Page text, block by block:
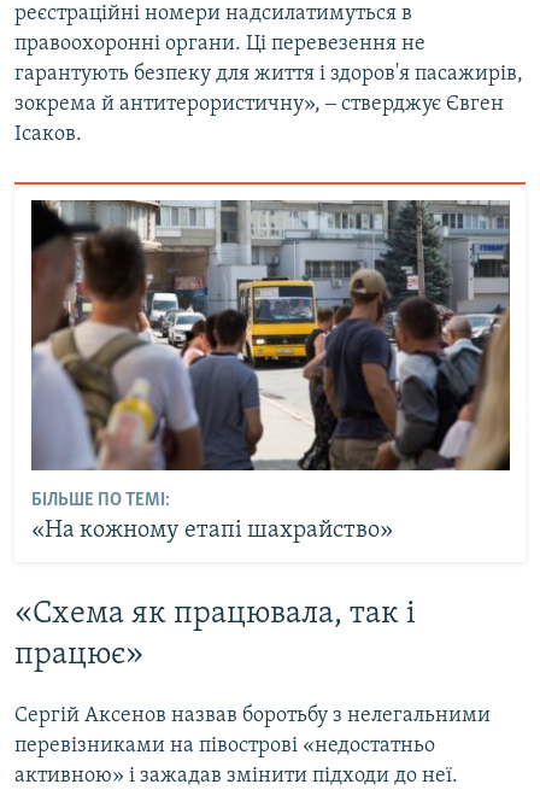
реєстраційні номери надсилатимуться в
правоохоронні органи. Ці перевезення не
гарантують безпеку для життя і здоров'я пасажирів,
зокрема й антитерористичну», ‒ стверджує Євген
Ісаков.
БІЛЬШЕ ПО ТЕМІ:
«На кожному етапі шахрайство»
«Схема як працювала, так і
працює»
Сергій Аксенов назвав боротьбу з нелегальними
перевізниками на півострові «недостатньо
активною» і зажадав змінити підходи до неї.